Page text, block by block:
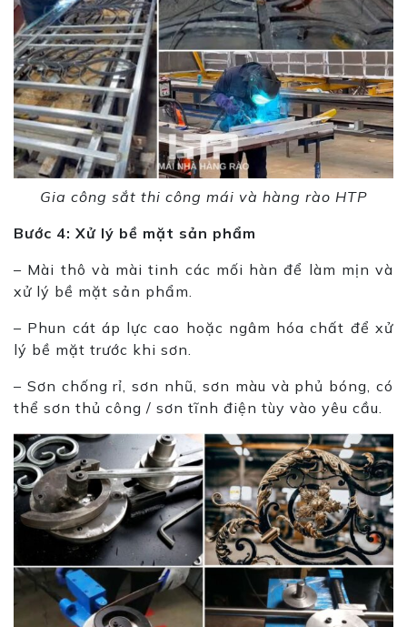
Gia công sắt thi công mái và hàng rào HTP
Bước 4: Xử lý bề mặt sản phẩm
– Mài thô và mài tinh các mối hàn để làm mịn và
xử lý bề mặt sản phẩm.
– Phun cát áp lực cao hoặc ngâm hóa chất để xử
lý bề mặt trước khi sơn.
– Sơn chống rỉ, sơn nhũ, sơn màu và phủ bóng, có
thể sơn thủ công / sơn tĩnh điện tùy vào yêu cầu.